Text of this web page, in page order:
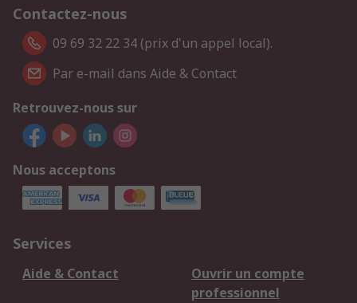
Contactez-nous
09 69 32 22 34 (prix d'un appel local).
Par e-mail dans Aide & Contact
Retrouvez-nous sur
Nous acceptons
Services
Aide & Contact
Ouvrir un compte
professionnel